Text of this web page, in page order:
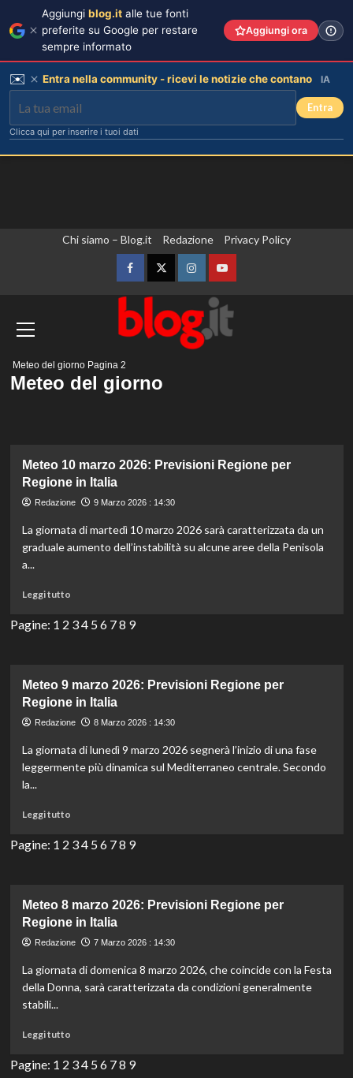
Chi siamo – Blog.it Redazione Privacy Policy
FacebookTwitterInstagramYouTube
principale
Meteo del giorno Pagina 2
Meteo del giorno
Meteo 10 marzo 2026: Previsioni Regione per
Regione in Italia
Redazione 9 Marzo 2026 : 14:30
La giornata di martedì 10 marzo 2026 sarà caratterizzata da un
graduale aumento dell’instabilità su alcune aree della Penisola
a...
Leggi tuttoLeggi
più
marzo
2026:
Regione
Regione
in
Pagine: 1 2 34 5 6 78 9
Meteo 9 marzo 2026: Previsioni Regione per
Regione in Italia
Redazione 8 Marzo 2026 : 14:30
La giornata di lunedì 9 marzo 2026 segnerà l’inizio di una fase
leggermente più dinamica sul Mediterraneo centrale. Secondo
la...
Leggi tuttoLeggi
più
marzo
2026:
Regione
Regione
in
Pagine: 1 2 34 5 6 78 9
Meteo 8 marzo 2026: Previsioni Regione per
Regione in Italia
Redazione 7 Marzo 2026 : 14:30
La giornata di domenica 8 marzo 2026, che coincide con la Festa
della Donna, sarà caratterizzata da condizioni generalmente
stabili...
Leggi tuttoLeggi
più
Pagine: 1 2 34 5 6 78 9
Aggiungi blog.it alle tue fonti
preferite su Google per restare
sempre informato
Aggiungi ora
✉️ Entra nella community - ricevi le notizie che contano IA
Entra
Clicca qui per inserire i tuoi dati